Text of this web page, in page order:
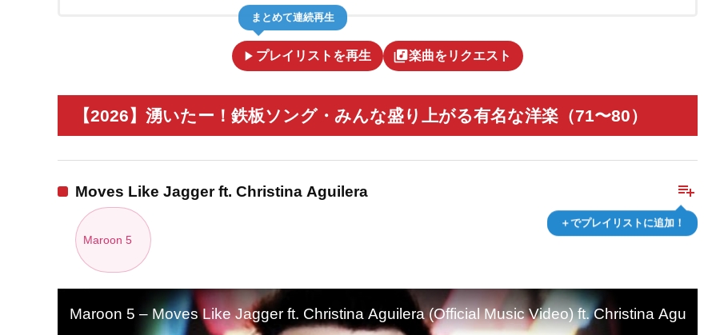
play_arrow プレイリストを再生
まとめて連続再生
library_music楽曲をリクエスト
【2026】湧いたー！鉄板ソング・みんな盛り上がる有名な洋楽（71〜80）
playlist_add
＋でプレイリストに追加！
Moves Like Jagger ft. Christina Aguilera
Maroon 5
Maroon 5 – Moves Like Jagger ft. Christina Aguilera (Official Music Video) ft. Christina Aguilera